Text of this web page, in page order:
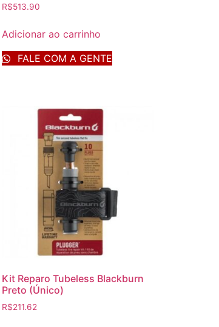
R$513.90
Adicionar ao carrinho
FALE COM A GENTE
Kit Reparo Tubeless Blackburn
Preto (Único)
R$211.62